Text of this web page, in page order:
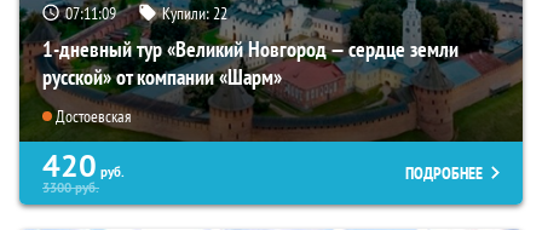
07:11:08 Купили:22
1-дневный тур «Великий Новгород — сердце земли
русской» от компании «Шарм»
Достоевская
420 руб.
3300руб.
ПОДРОБНЕЕ